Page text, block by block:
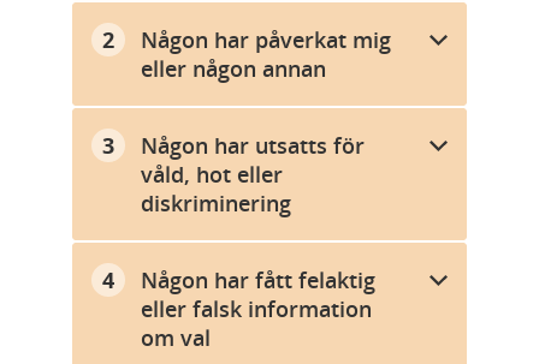
Någon har påverkat mig
eller någon annan
Någon har utsatts för
våld, hot eller
diskriminering
Någon har fått felaktig
eller falsk information
om val